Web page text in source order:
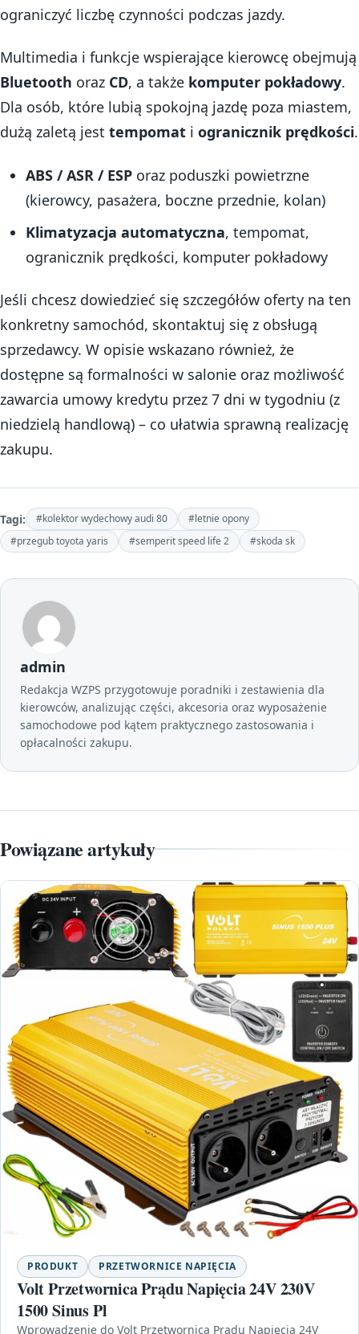
ograniczyć liczbę czynności podczas jazdy.
Multimedia i funkcje wspierające kierowcę obejmują
Bluetooth oraz CD, a także komputer pokładowy.
Dla osób, które lubią spokojną jazdę poza miastem,
dużą zaletą jest tempomat i ogranicznik prędkości.
ABS / ASR / ESPoraz poduszki powietrzne
(kierowcy, pasażera, boczne przednie, kolan)
Klimatyzacja automatyczna, tempomat,
ogranicznik prędkości, komputer pokładowy
Jeśli chcesz dowiedzieć się szczegółów oferty na ten
konkretny samochód, skontaktuj się z obsługą
sprzedawcy. W opisie wskazano również, że
dostępne są formalności w salonie oraz możliwość
zawarcia umowy kredytu przez 7 dni w tygodniu (z
niedzielą handlową) – co ułatwia sprawną realizację
zakupu.
Tagi: #kolektor wydechowy audi 80
#letnie opony
#przegub toyota yaris
#semperit speed life 2 #skoda sk
admin
Redakcja WZPS przygotowuje poradniki i zestawienia dla
kierowców, analizując części, akcesoria oraz wyposażenie
samochodowe pod kątem praktycznego zastosowania i
opłacalności zakupu.
Powiązane artykuły
PRODUKT PRZETWORNICE NAPIĘCIA
Volt Przetwornica Prądu Napięcia 24V 230V
1500 Sinus Pl
Wprowadzenie do Volt Przetwornica Prądu Napięcia 24V